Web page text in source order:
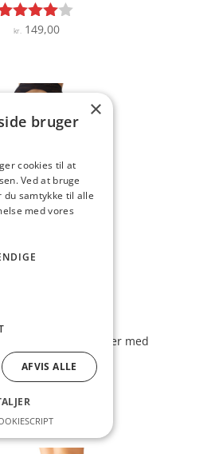
Vurderet
kr.149,00
Net Strømpebukser med
– Sort – S/M
Vurderet
4.5
ud af 5
kr.149,00
×
bruger
cookies til at
Ved at bruge
du samtykke til alle
med vores
AFVIS ALLE